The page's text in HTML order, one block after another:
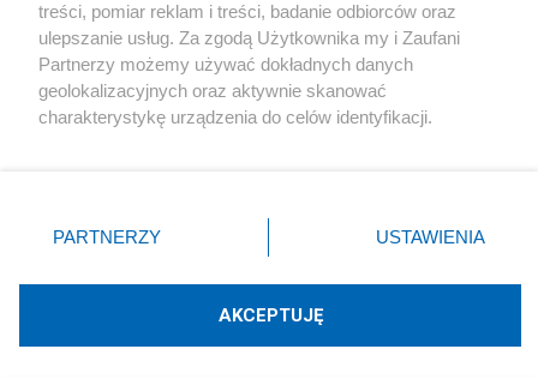
X Facebook Instagram Youtube
Technologię dostarcza:W3media.pl
treści, pomiar reklam i treści, badanie odbiorców oraz
ulepszanie usług. Za zgodą Użytkownika my i Zaufani
Partnerzy możemy używać dokładnych danych
geolokalizacyjnych oraz aktywnie skanować
charakterystykę urządzenia do celów identyfikacji.
zmienić/wycofać klikając przycisk ustawień prywatności
znajdujący się w lewym dolnym rogu strony
rodzaje przetwarzania danych nie wymagają zgody
użytkownika, ale masz prawo sprzeciwić się takiemu
PARTNERZY USTAWIENIA
AKCEPTUJĘ